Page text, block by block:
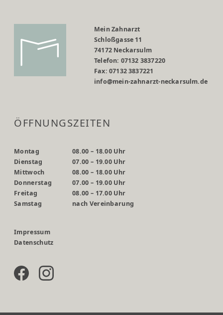
Mein Zahnarzt
Schloßgasse 11
74172 Neckarsulm
Telefon: 07132 3837220
Fax: 07132 3837221
info@mein-zahnarzt-neckarsulm.de
ÖFFNUNGSZEITEN
Montag
08.00 – 18.00 Uhr
Dienstag
07.00 – 19.00 Uhr
Mittwoch
08.00 – 18.00 Uhr
Donnerstag
07.00 – 19.00 Uhr
Freitag
08.00 – 17.00 Uhr
Samstag
nach Vereinbarung
Impressum
Datenschutz